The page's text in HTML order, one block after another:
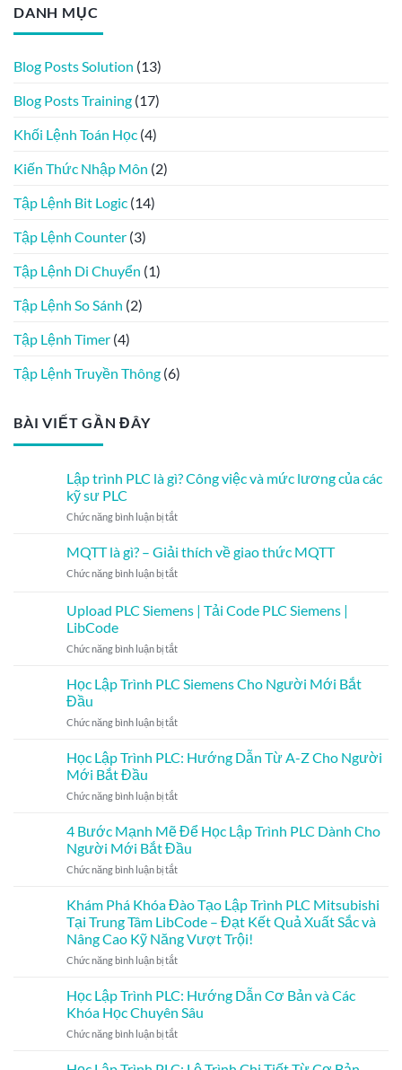
DANH MỤC
Blog Posts Solution (13)
Blog Posts Training (17)
Khối Lệnh Toán Học (4)
Kiến Thức Nhập Môn (2)
Tập Lệnh Bit Logic (14)
Tập Lệnh Counter (3)
Tập Lệnh Di Chuyển (1)
Tập Lệnh So Sánh (2)
Tập Lệnh Timer (4)
Tập Lệnh Truyền Thông (6)
BÀI VIẾT GẦN ĐÂY
Lập trình PLC là gì? Công việc và mức lương của các
kỹ sư PLC
Chức năng bình luận bị tắtở
trình
PLC
là
Công
mức
của
sư
MQTT là gì? – Giải thích về giao thức MQTT
Chức năng bình luận bị tắtở
gì?
Giải
về
MQTT
Upload PLC Siemens | Tải Code PLC Siemens |
LibCode
Chức năng bình luận bị tắtở
PLC
Siemens
Tải
PLC
LibCode
Học Lập Trình PLC Siemens Cho Người Mới Bắt
Đầu
Chức năng bình luận bị tắtở
Lập
Trình
Siemens
Người
Mới
Đầu
Học Lập Trình PLC: Hướng Dẫn Từ A-Z Cho Người
Mới Bắt Đầu
Chức năng bình luận bị tắtở
Lập
Trình
PLC:
Hướng
Từ
A-
Cho
Người
Bắt
Đầu
4 Bước Mạnh Mẽ Để Học Lập Trình PLC Dành Cho
Người Mới Bắt Đầu
Chức năng bình luận bị tắtở
Bước
Mạnh
Mẽ
Để
Học
Trình
PLC
Dành
Cho
Mới
Khám Phá Khóa Đào Tạo Lập Trình PLC Mitsubishi
Tại Trung Tâm LibCode – Đạt Kết Quả Xuất Sắc và
Nâng Cao Kỹ Năng Vượt Trội!
Chức năng bình luận bị tắtở
Phá
Khóa
Đào
Tạo
Trình
Học Lập Trình PLC: Hướng Dẫn Cơ Bản và Các
Khóa Học Chuyên Sâu
Chức năng bình luận bị tắtở
Lập